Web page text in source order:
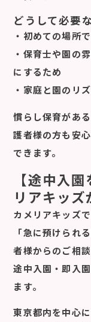
どうして必要
・初めての場所
・保育士や園の
にするため
・家庭と園のリ
慣らし保育があ
護者様の方も安
できます。
【途中入
リアキッ
カメリアキッズで
「急に預けられ
者様からのご相
途中入園・即入
ます。
東京都内を中心